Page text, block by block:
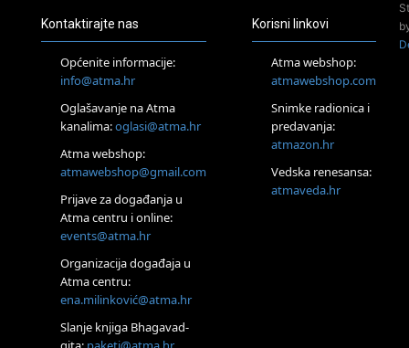
21.08.
Zagreb+Online
Osnovni ThetaHealing® tečaj, Zagreb i Online
Access BARS®, otpusti stres
Access Energetski Facelift®
Zagreb
Pjesma srca / Zagreb
Tečaj Višeg Vodstva, razvijanja intuicije i Akaša zapisa
Online
Postanite Nositelj Vibracije Nove Zemlje
Kontaktirajte nas
Općenite informacije:
info@atma.hr
Oglašavanje na Atma
kanalima:oglasi@atma.hr
Atma webshop:
atmawebshop@gmail.com
Prijave za događanja u
Atma centru i online:
events@atma.hr
Organizacija događaja u
Atma centru:
ena.milinković@atma.hr
Slanje knjiga Bhagavad-
Korisni linkovi
Atma webshop:
atmawebshop.com
Snimke radionica i
predavanja:
atmazon.hr
Vedska renesansa:
atmaveda.hr